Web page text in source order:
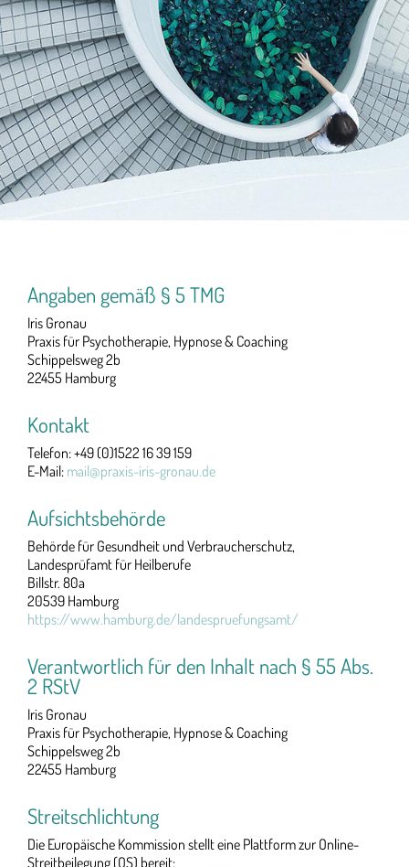
Angaben gemäß § 5 TMG
Iris Gronau
Praxis für Psychotherapie, Hypnose & Coaching
Schippelsweg 2b
22455 Hamburg
Kontakt
Telefon: +49 (0)1522 16 39 159
E-Mail: mail@praxis-iris-gronau.de
Aufsichtsbehörde
Behörde für Gesundheit und Verbraucherschutz,
Landesprüfamt für Heilberufe
Billstr. 80a
20539 Hamburg
https://www.hamburg.de/landespruefungsamt/
Verantwortlich für den Inhalt nach § 55 Abs.
2 RStV
Iris Gronau
Praxis für Psychotherapie, Hypnose & Coaching
Schippelsweg 2b
22455 Hamburg
Streitschlichtung
Die Europäische Kommission stellt eine Plattform zur Online-
Streitbeilegung (OS) bereit: